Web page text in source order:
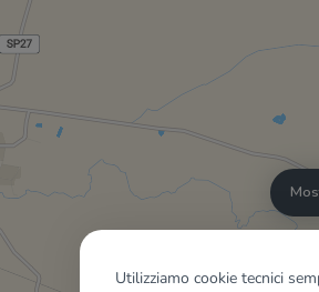
Utilizziamo cookie tecnici